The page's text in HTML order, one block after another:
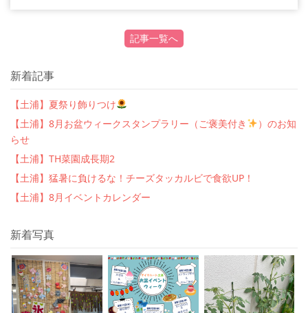
記事一覧へ
新着記事
【土浦】夏祭り飾りつけ
【土浦】8月お盆ウィークスタンプラリー（ご褒美付き
）のお知
らせ
【土浦】TH菜園成長期2
【土浦】猛暑に負けるな！チーズタッカルビで食欲UP！
【土浦】8月イベントカレンダー
新着写真